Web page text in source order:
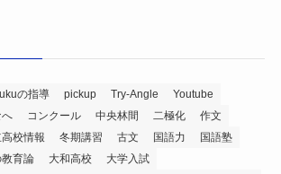
の指導 pickup Try-Angle
Youtube
コンクール 中央林間 二極化
作文
校情報 冬期講習 古文 国語力
国語塾
育論 大和高校 大学入試